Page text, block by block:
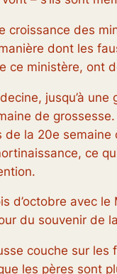
croissance des
dont les
ce ministère, ont
jusqu’à
de
la 20e
ce
d’octobre avec
du souvenir de
couche sur
les pères sont